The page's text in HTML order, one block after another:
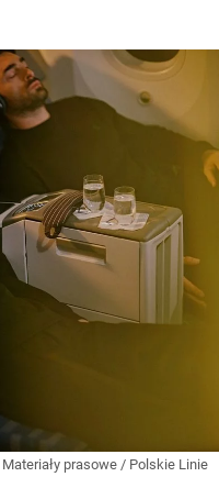
Materiały prasowe / Polskie Linie